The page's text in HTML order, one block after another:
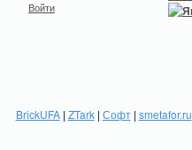
Войти
BrickUFA| ZTark| Софт| smetafor.ru